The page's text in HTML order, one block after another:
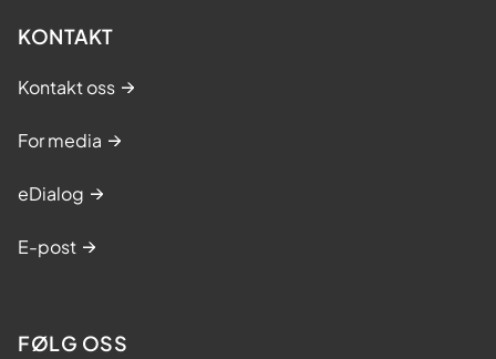
KONTAKT
Kontakt oss
For media
eDialog
E-post
FØLG OSS